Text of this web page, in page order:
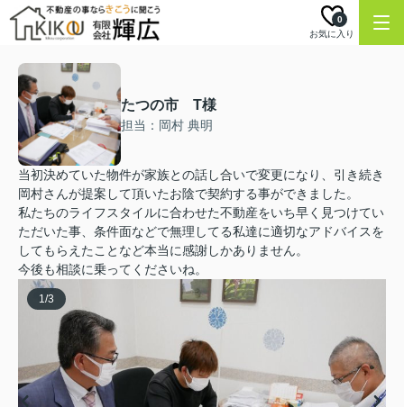
お気に入り
0
たつの市 T様
担当：岡村 典明
当初決めていた物件が家族との話し合いで変更になり、引き続き
岡村さんが提案して頂いたお陰で契約する事ができました。
私たちのライフスタイルに合わせた不動産をいち早く見つけてい
ただいた事、条件面などで無理してる私達に適切なアドバイスを
してもらえたことなど本当に感謝しかありません。
今後も相談に乗ってくださいね。
1/3